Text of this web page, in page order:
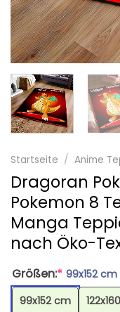
Startseite / Anime
Dragoran
Pokemon 8
Manga
nach Öko-
Größen:* 99x152 cm
99x152 cm